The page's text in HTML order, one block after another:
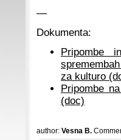
—
Dokumenta:
Pripombe
za kulturo
Pripombe
(doc)
author: Vesna B.